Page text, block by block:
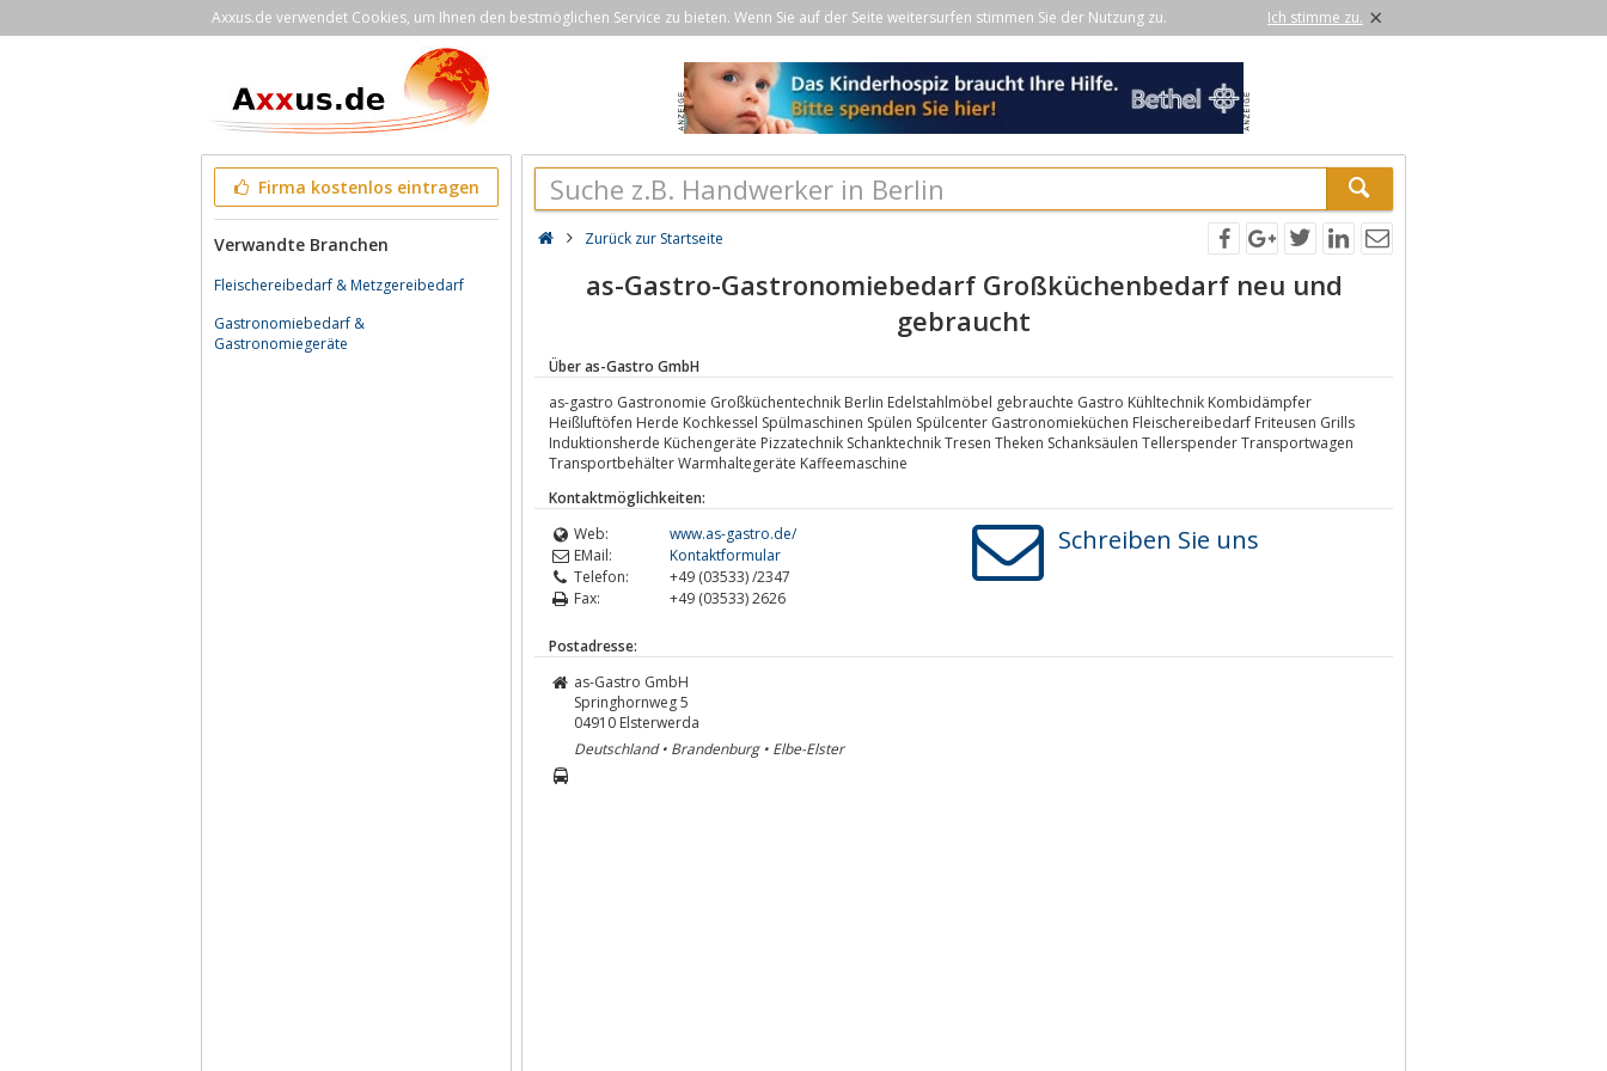
Axxus.de verwendet Cookies, um Ihnen den bestmöglichen Service zu bieten. Wenn Sie auf der Seite weitersurfen stimmen Sie der Nutzung zu. Ich stimme zu. ×
Firma kostenlos eintragen
Verwandte Branchen
Fleischereibedarf & Metzgereibedarf
Gastronomiebedarf &
Gastronomiegeräte
Zurück zur Startseite
as-Gastro-Gastronomiebedarf Großküchenbedarf neu und
gebraucht
Über as-Gastro GmbH
as-gastro Gastronomie Großküchentechnik Berlin Edelstahlmöbel gebrauchte Gastro Kühltechnik Kombidämpfer
Heißluftöfen Herde Kochkessel Spülmaschinen Spülen Spülcenter Gastronomieküchen Fleischereibedarf Friteusen Grills
Induktionsherde Küchengeräte Pizzatechnik Schanktechnik Tresen Theken Schanksäulen Tellerspender Transportwagen
Transportbehälter Warmhaltegeräte Kaffeemaschine
Kontaktmöglichkeiten:
Web:
www.as-gastro.de/
EMail:
Kontaktformular
Telefon:
+49 (03533) /2347
Fax:
+49 (03533) 2626
Schreiben Sie uns
Postadresse:
as-Gastro GmbH
Springhornweg 5
04910 Elsterwerda
Deutschland • Brandenburg • Elbe-Elster